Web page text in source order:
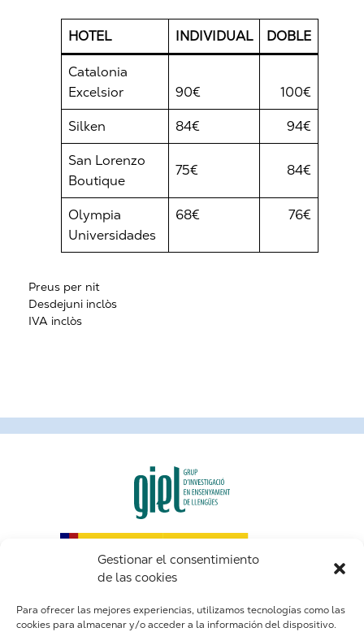
Gestionar el consentimiento
de las cookies
Para ofrecer las mejores experiencias, utilizamos tecnologías como las
cookies para almacenar y/o acceder a la información del dispositivo.
HOTEL INDIVIDUAL DOBLE
Catalonia
Excelsior
90€
100€
Silken
84€
94€
San Lorenzo
Boutique
75€ 84€
Olympia
Universidades
68€ 76€
Preus per nit
Desdejuni inclòs
IVA inclòs